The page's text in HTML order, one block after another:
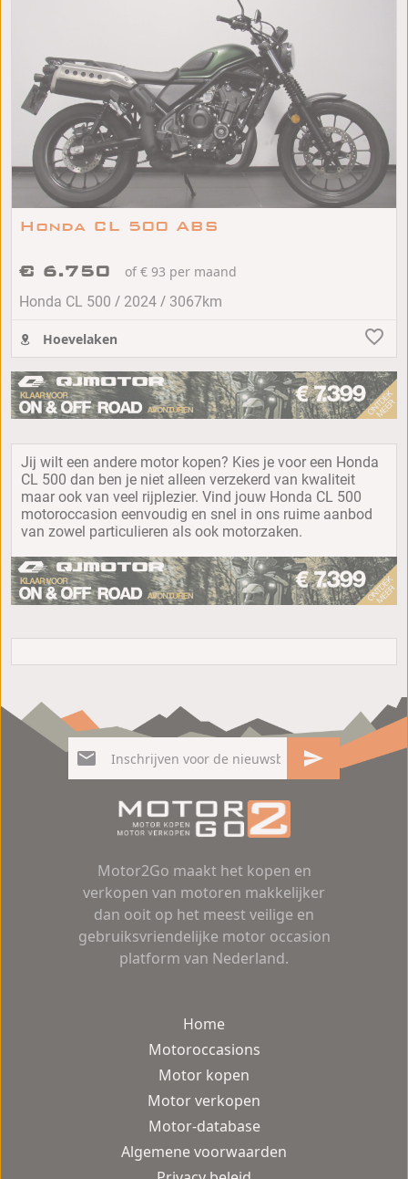
Honda CL 500 ABS
€ 6.750
of € 93 per maand
Honda CL 500 / 2024 / 3067km
Hoevelaken
Jij wilt een andere motor kopen? Kies je voor een Honda
CL 500 dan ben je niet alleen verzekerd van kwaliteit
maar ook van veel rijplezier. Vind jouw Honda CL 500
motoroccasion eenvoudig en snel in ons ruime aanbod
van zowel particulieren als ook motorzaken.
Motor2Go maakt het kopen en
verkopen van motoren makkelijker
dan ooit op het meest veilige en
gebruiksvriendelijke motor occasion
platform van Nederland.
Home
Motoroccasions
Motor kopen
Motor verkopen
Motor-database
Algemene voorwaarden